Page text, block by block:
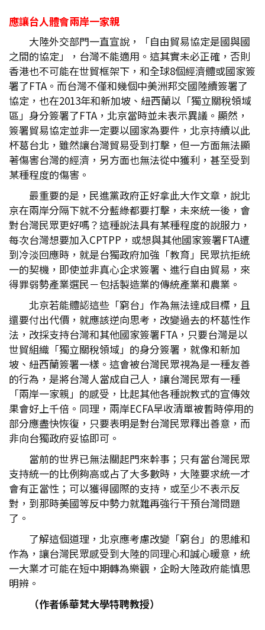
應讓台人體會兩岸一家親
大陸外交部門一直宣說，「自由貿易協定是國與國
之間的協定」，台灣不能適用。這其實未必正確，否則
香港也不可能在世貿框架下，和全球8個經濟體或國家簽
署了FTA。而台灣不僅和幾個中美洲邦交國陸續簽署了
協定，也在2013年和新加坡、紐西蘭以「獨立關稅領域
區」身分簽署了FTA，北京當時並未表示異議。顯然，
簽署貿易協定並非一定要以國家為要件，北京持續以此
杯葛台北，雖然讓台灣貿易受到打擊，但一方面無法顯
著傷害台灣的經濟，另方面也無法從中獲利，甚至受到
某種程度的傷害。
最重要的是，民進黨政府正好拿此大作文章，說北
京在兩岸分隔下就不分藍綠都要打擊，未來統一後，會
對台灣民眾更好嗎？這種說法具有某種程度的說服力，
每次台灣想要加入CPTPP，或想與其他國家簽署FTA遭
到冷淡回應時，就是台獨政府加強「教育」民眾抗拒統
一的契機，即使並非真心企求簽署、進行自由貿易，來
得罪弱勢產業選民－包括製造業的傳統產業和農業。
北京若能體認這些「窮台」作為無法達成目標，且
還要付出代價，就應該逆向思考，改變過去的杯葛性作
法，改採支持台灣和其他國家簽署FTA，只要台灣是以
世貿組織「獨立關稅領域」的身分簽署，就像和新加
坡、紐西蘭簽署一樣。這會被台灣民眾視為是一種友善
的行為，是將台灣人當成自己人，讓台灣民眾有一種
「兩岸一家親」的感受，比起其他各種說教式的宣傳效
果會好上千倍。同理，兩岸ECFA早收清單被暫時停用的
部分應盡快恢復，只要表明是對台灣民眾釋出善意，而
非向台獨政府妥協即可。
當前的世界已無法關起門來幹事；只有當台灣民眾
支持統一的比例夠高或占了大多數時，大陸要求統一才
會有正當性；可以獲得國際的支持，或至少不表示反
對，到那時美國等反中勢力就難再強行干預台灣問題
了。
了解這個道理，北京應考慮改變「窮台」的思維和
作為，讓台灣民眾感受到大陸的同理心和誠心暖意，統
一大業才可能在短中期轉為樂觀，企盼大陸政府能慎思
明辨。
（作者係華梵大學特聘教授）